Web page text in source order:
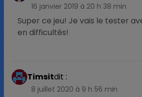
16 janvier 2019 à 20 h 38 min
Super ce jeu! Je vais le tester
en difficultés!
Timsitdit :
8 juillet 2020 à 9 h 56 min